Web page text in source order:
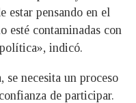
estar pensando en el
esté contaminadas con
indicó.
se necesita un proceso
de participar.